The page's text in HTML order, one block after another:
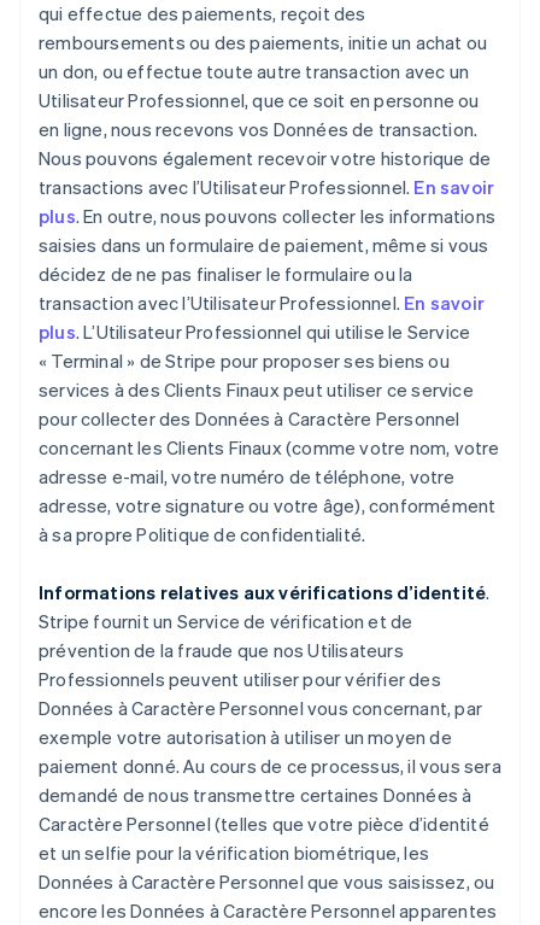
qui effectue des paiements, reçoit des
remboursements ou des paiements, initie un achat ou
un don, ou effectue toute autre transaction avec un
Utilisateur Professionnel, que ce soit en personne ou
en ligne, nous recevons vos Données de transaction.
Nous pouvons également recevoir votre historique de
transactions avec l’Utilisateur Professionnel. En savoir
plus. En outre, nous pouvons collecter les informations
saisies dans un formulaire de paiement, même si vous
décidez de ne pas finaliser le formulaire ou la
transaction avec l’Utilisateur Professionnel. En savoir
plus. L’Utilisateur Professionnel qui utilise le Service
« Terminal » de Stripe pour proposer ses biens ou
services à des Clients Finaux peut utiliser ce service
pour collecter des Données à Caractère Personnel
concernant les Clients Finaux (comme votre nom, votre
adresse e-mail, votre numéro de téléphone, votre
adresse, votre signature ou votre âge), conformément
à sa propre Politique de confidentialité.
Informations relatives aux vérifications d’identité.
Stripe fournit un Service de vérification et de
prévention de la fraude que nos Utilisateurs
Professionnels peuvent utiliser pour vérifier des
Données à Caractère Personnel vous concernant, par
exemple votre autorisation à utiliser un moyen de
paiement donné. Au cours de ce processus, il vous sera
demandé de nous transmettre certaines Données à
Caractère Personnel (telles que votre pièce d’identité
et un selfie pour la vérification biométrique, les
Données à Caractère Personnel que vous saisissez, ou
encore les Données à Caractère Personnel apparentes